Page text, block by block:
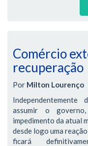
Comércio
recuperação
Por Milton Lourenço
assumir o
impedimento da atual
desde logo uma
ficará